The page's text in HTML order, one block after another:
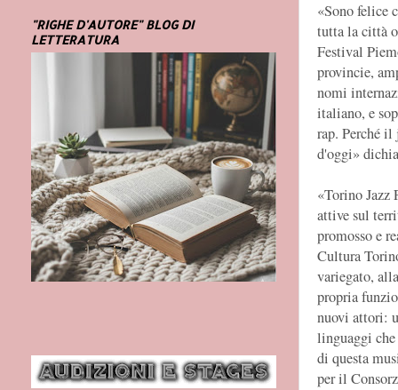
«Sono felice
tutta la città
Festival
provincie,
nomi
italiano, e
rap. Perché
d'oggi»
«Torino Jazz
attive sul
promosso e
Cultura
variegato,
propria
nuovi attori:
linguaggi
di questa
per il
"RIGHE D'AUTORE" BLOG DI
LETTERATURA